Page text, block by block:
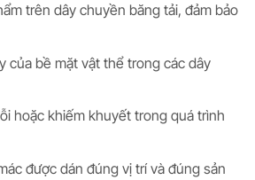
trên dây chuyền băng tải, đảm bảo
của bề mặt vật thể trong các dây
hoặc khiếm khuyết trong quá trình
được dán đúng vị trí và đúng sản